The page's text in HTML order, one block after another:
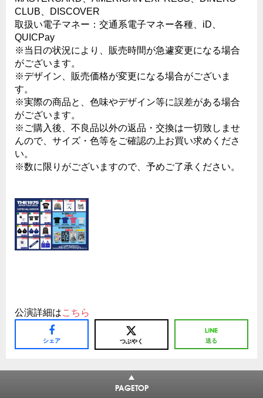
CLUB、DISCOVER
取扱い電子マネー：交通系電子マネー各種、iD、
QUICPay
※当日の状況により、販売時間が急遽変更になる場合
がございます。
※デザイン、販売価格が変更になる場合がございま
す。
※実際の商品と、色味やデザイン等に誤差がある場合
がございます。
※ご購入後、不良品以外の返品・交換は一切致しませ
んので、サイズ・色等をご確認の上お買い求めくださ
い。
※数に限りがございますので、予めご了承ください。
公演詳細はこちら
シェア つぶやく 送る
PAGETOP